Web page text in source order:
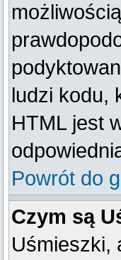
ludzi kodu,
HTML jest
Powrót do
Czym są
Uśmieszki,